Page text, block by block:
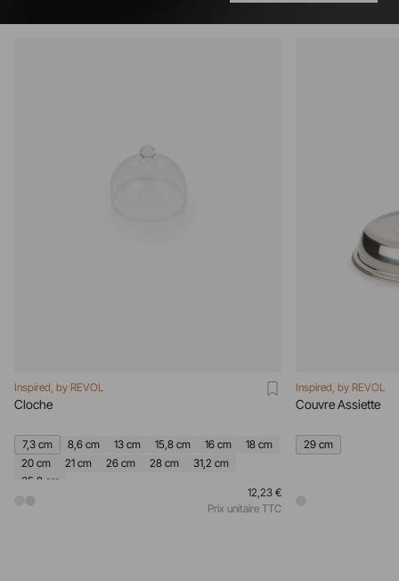
Inspired, by REVOL
Cloche
7,3 cm 8,6 cm 13 cm 15,8 cm 16 cm
18 cm
20 cm
21 cm 26 cm 28 cm
31,2 cm
35,8 cm
12,23 €
Prix unitaire TTC
Inspired, by REVOL
Couvre Assiette
29 cm